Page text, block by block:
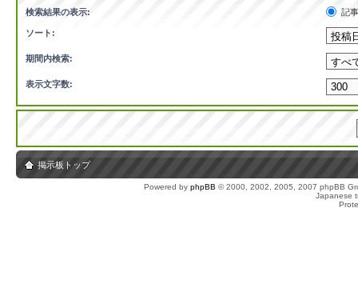
検索結果の表示: 記事
ソート:
期間内検索:
表示文字数:
掲示板トップ
Powered by phpBB © 2000, 2002, 2005, 2007 phpBB
Japanese